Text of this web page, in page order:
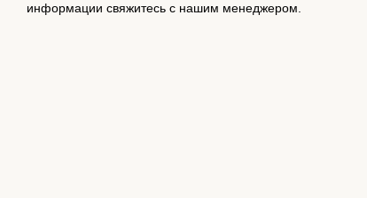
информации свяжитесь с нашим менеджером.